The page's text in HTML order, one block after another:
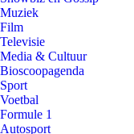
Muziek
Film
Televisie
Media & Cultuur
Bioscoopagenda
Sport
Voetbal
Formule 1
Autosport